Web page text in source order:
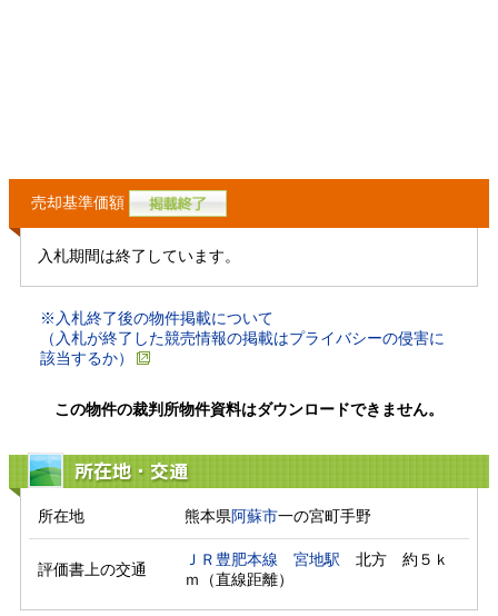
売却基準価額
入札期間は終了しています。
※入札終了後の物件掲載について
（入札が終了した競売情報の掲載はプライバシーの侵害に
該当するか）
この物件の裁判所物件資料はダウンロードできません。
所在地・交通
所在地 熊本県阿蘇市一の宮町手野
評価書上の交通
ＪＲ豊肥本線 宮地駅 北方　約５ｋ
ｍ（直線距離）